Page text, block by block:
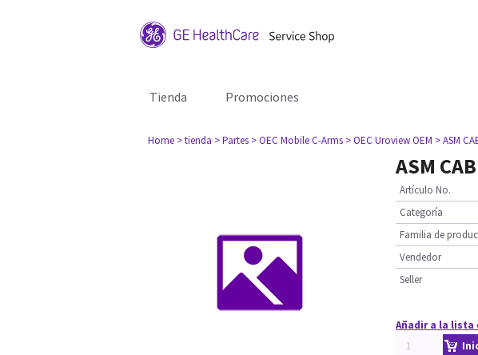
Tienda Promociones
Home > tienda > Partes > OEC Mobile C-Arms > OEC Uroview OEM > ASM
ASM
Artículo No.
Categoría
Familia de
Vendedor
Seller
Añadir a la lista